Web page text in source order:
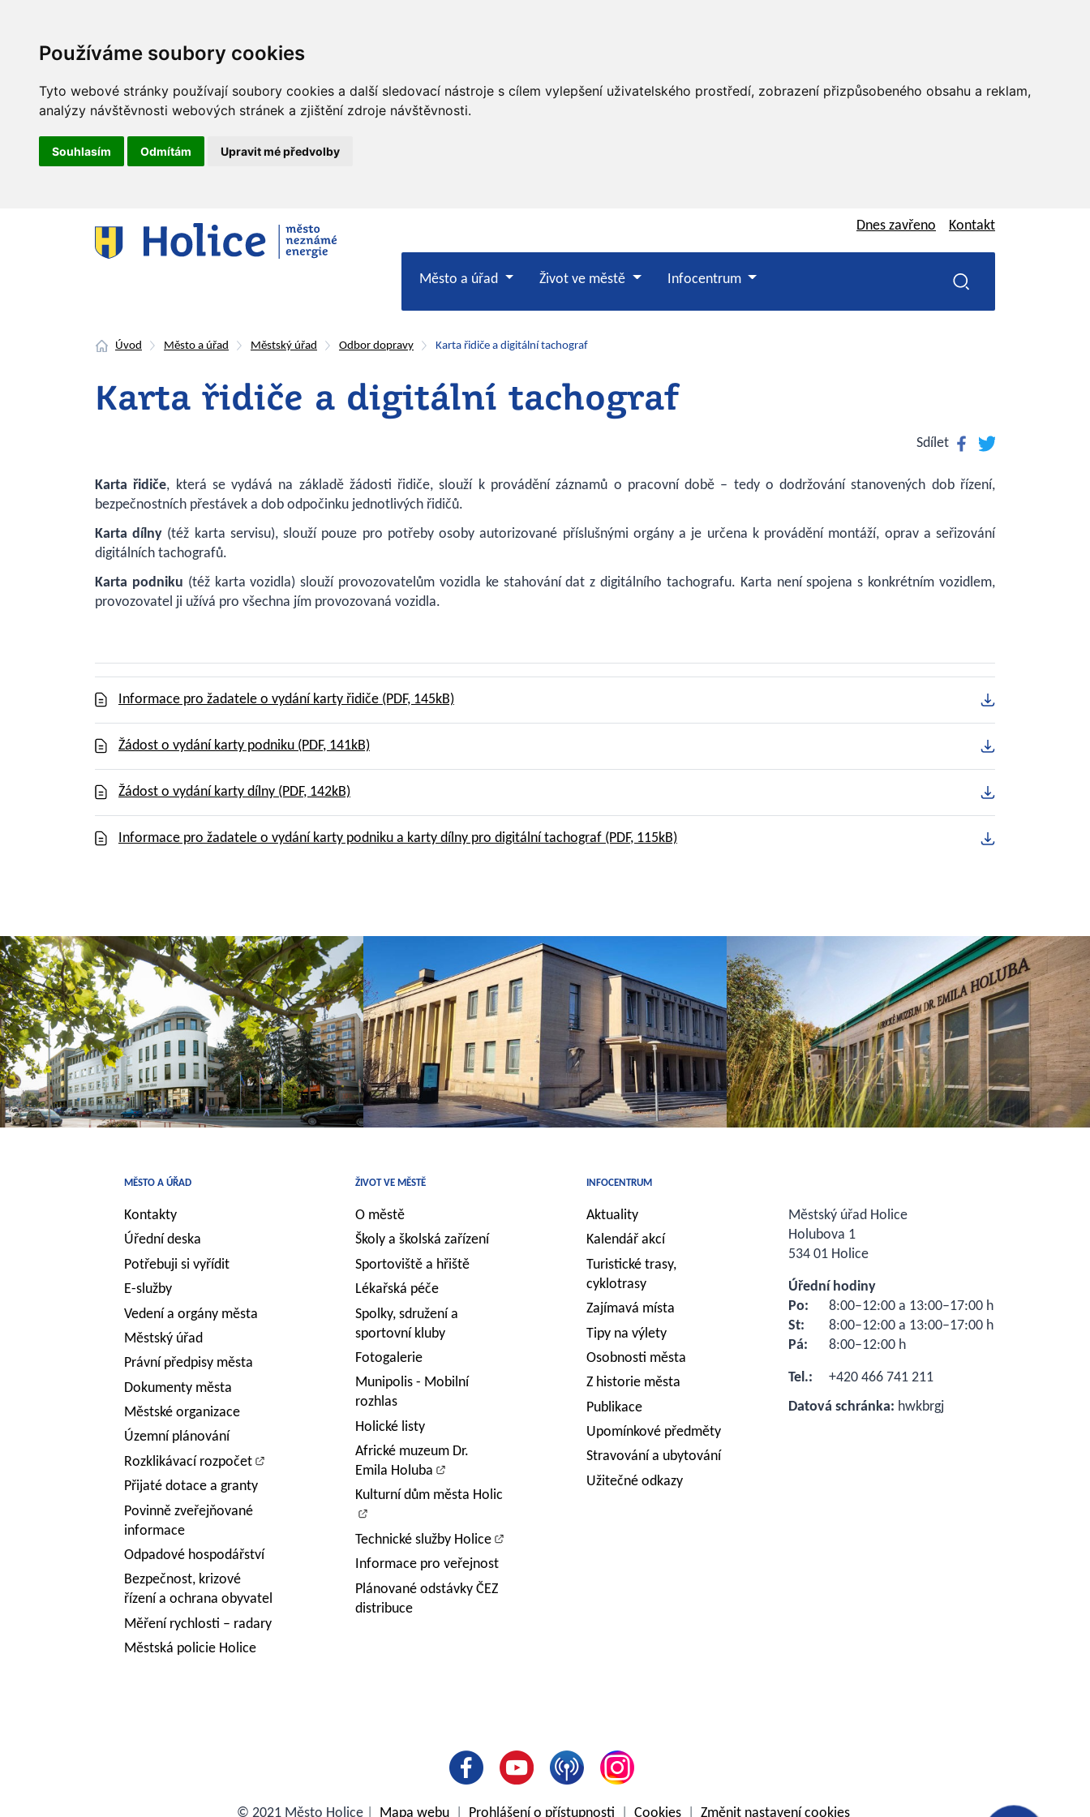
Používáme soubory cookies
Tyto webové stránky používají soubory cookies a další sledovací nástroje s cílem vylepšení uživatelského prostředí, zobrazení přizpůsobeného obsahu a reklam,
analýzy návštěvnosti webových stránek a zjištění zdroje návštěvnosti.
Souhlasím Odmítám Upravit mé předvolby
Úvod Město a úřad Městský úřad Odbor dopravy Karta řidiče a digitální tachograf
Karta řidiče a digitální tachograf
Sdílet Facebook
Twitter
Karta řidiče, která se vydává na základě žádosti řidiče, slouží k provádění záznamů o pracovní době – tedy o dodržování stanovených dob řízení,
bezpečnostních přestávek a dob odpočinku jednotlivých řidičů.
Karta dílny (též karta servisu), slouží pouze pro potřeby osoby autorizované příslušnými orgány a je určena k provádění montáží, oprav a seřizování
digitálních tachografů.
Karta podniku (též karta vozidla) slouží provozovatelům vozidla ke stahování dat z digitálního tachografu. Karta není spojena s konkrétním vozidlem,
provozovatel ji užívá pro všechna jím provozovaná vozidla.
Informace pro žadatele o vydání karty řidiče (PDF, 145kB)
Žádost o vydání karty podniku (PDF, 141kB)
Žádost o vydání karty dílny (PDF, 142kB)
Informace pro žadatele o vydání karty podniku a karty dílny pro digitální tachograf (PDF, 115kB)
Dnes zavřeno Kontakt
Město a úřad Život ve městě Infocentrum
MĚSTO A ÚŘAD
Kontakty
Úřední deska
Potřebuji si vyřídit
E-služby
Vedení a orgány města
Městský úřad
Právní předpisy města
Dokumenty města
Městské organizace
Územní plánování
Rozklikávací rozpočet
Přijaté dotace a granty
Povinně zveřejňované
informace
Odpadové hospodářství
Bezpečnost, krizové
řízení a ochrana obyvatel
Měření rychlosti – radary
Městská policie Holice
ŽIVOT VE MĚSTĚ
O městě
Školy a školská zařízení
Sportoviště a hřiště
Lékařská péče
Spolky, sdružení a
sportovní kluby
Fotogalerie
Munipolis - Mobilní
rozhlas
Holické listy
Africké muzeum Dr.
Emila Holuba
Kulturní dům města Holic
Technické služby Holice
Informace pro veřejnost
Plánované odstávky ČEZ
distribuce
INFOCENTRUM
Aktuality
Kalendář akcí
Turistické trasy,
cyklotrasy
Zajímavá místa
Tipy na výlety
Osobnosti města
Z historie města
Publikace
Upomínkové předměty
Stravování a ubytování
Užitečné odkazy
Městský úřad Holice
Holubova 1
534 01 Holice
Úřední hodiny
Po:
8:00–12:00 a 13:00–17:00 h
St:
8:00–12:00 a 13:00–17:00 h
Pá:
8:00–12:00 h
Tel.:
+420 466 741 211
Datová schránka: hwkbrgj
© 2021 Město Holice Mapa webu Prohlášení o přístupnosti Cookies Změnit nastavení cookies